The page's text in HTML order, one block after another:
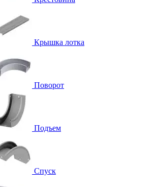
Крышка лотка
Поворот
Подъем
Спуск